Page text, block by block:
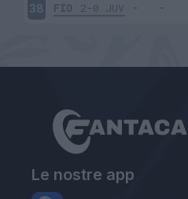
38 FIO 2-0 JUV
Le nostre app